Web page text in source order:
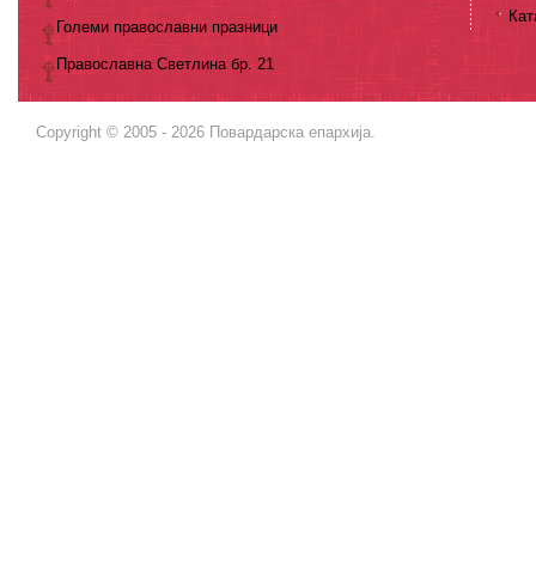
Големи православни празници
Православна Светлина бр. 21
Copyright © 2005 - 2026 Повардарска епархија.